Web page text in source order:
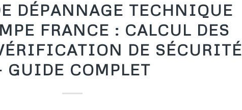
DÉPANNAGE TECHNIQUE
FRANCE : CALCUL DES
DE SÉCURITÉ
GUIDE COMPLET